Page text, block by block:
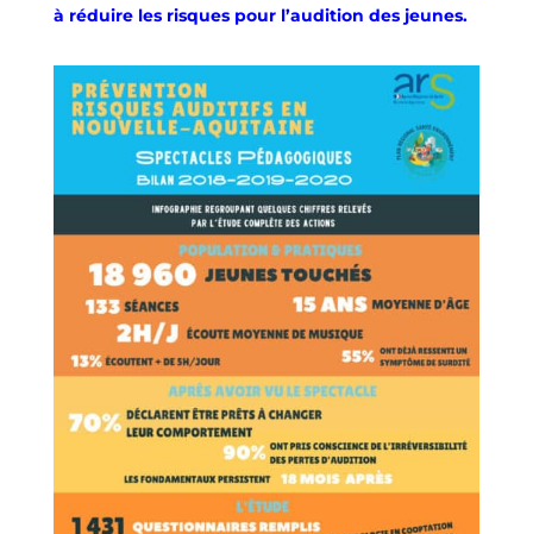
à réduire les risques pour l’audition des jeunes.